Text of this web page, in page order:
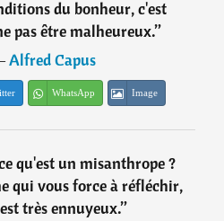
du bonheur, c'est
pas être malheureux.”
Alfred Capus
WhatsApp Image
qu'est un misanthrope ?
qui vous force à réfléchir,
très ennuyeux.”